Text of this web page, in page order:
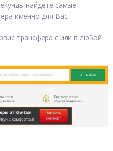
найдете самые
именно для Вас!
трансфера с или в любой